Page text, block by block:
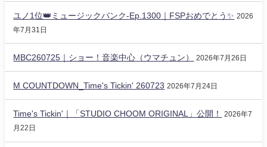
ユノ1位👑ミュージックバンク-Ep.1300｜FSPおめでとう✨️ 2026
年7月31日
MBC260725｜ショー！音楽中心（ウマチュン） 2026年7月26日
M COUNTDOWN_Time's Tickin' 260723 2026年7月24日
Time's Tickin'｜「STUDIO CHOOM ORIGINAL」公開！
2026年7
月22日